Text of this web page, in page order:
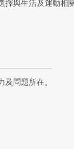
與生活及運動相
問題所在。